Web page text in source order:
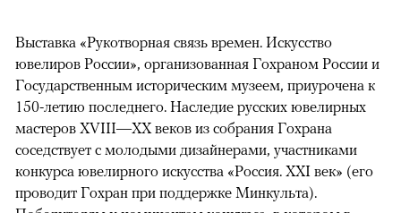
Выставка «Рукотворная связь времен. Искусство
ювелиров России», организованная Гохраном России и
Государственным историческим музеем, приурочена к
150-летию последнего. Наследие русских ювелирных
мастеров XVIII—XX веков из собрания Гохрана
соседствует с молодыми дизайнерами, участниками
конкурса ювелирного искусства «Россия. XXI век» (его
проводит Гохран при поддержке Минкульта).